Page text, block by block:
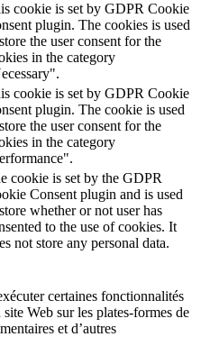
cookie is set by GDPR Cookie
plugin. The cookies is used
the user consent for the
in the category
cookie is set by GDPR Cookie
plugin. The cookie is used
the user consent for the
in the category
cookie is set by the GDPR
Consent plugin and is used
whether or not user has
to the use of cookies. It
not store any personal data.
certaines fonctionnalités
Web sur les plates-formes de
et d’autres